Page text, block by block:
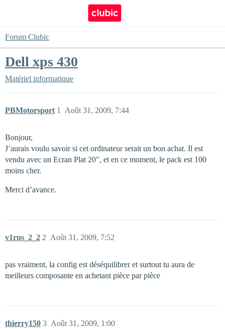
Forum Clubic
Dell xps 430
Matériel informatique
PBMotorsport Août 31, 2009, 7:44
1
Bonjour,
J’aurais voulu savoir si cet ordinateur serait un bon achat. Il est
vendu avec un Ecran Plat 20", et en ce moment, le pack est 100
moins cher.
Merci d’avance.
v1rus_2_2 Août 31, 2009, 7:52
2
pas vraiment, la config est déséquilibrer et surtout tu aura de
meilleurs composante en achetant pièce par pièce
thierry150 Août 31, 2009, 1:00
3